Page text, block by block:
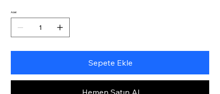
Adet
Sepete Ekle
Hemen Satın Al